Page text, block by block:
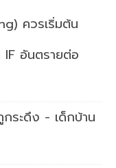
ควรเริ่มต้น
IF อันตรายต่อ
ระดึง - เด็กบ้าน